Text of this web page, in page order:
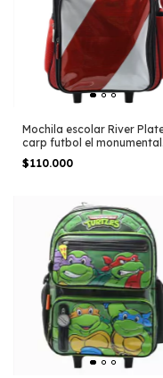
Mochila escolar River
carp futbol el monumental
carro
$110.000